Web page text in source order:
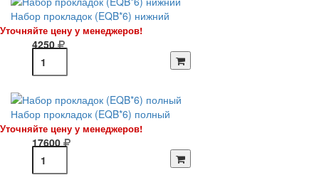
Набор прокладок (EQB*6) нижний
Уточняйте цену у менеджеров!
4250
Набор прокладок (EQB*6) полный
Уточняйте цену у менеджеров!
17600